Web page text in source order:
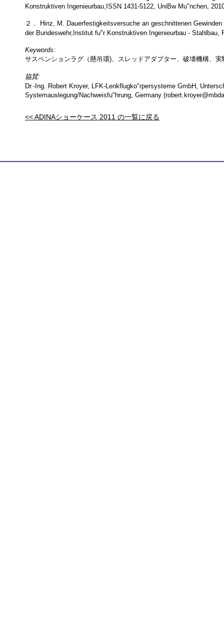
Konstruktiven Ingenieurbau,ISSN 1431-5122, UniBw Mu"nchen,
２． Hinz, M. Dauerfestigkeitsversuche an geschnittenen
der Bundeswehr,Institut fu"r Konstruktiven Ingenieurbau - Stahlbau,
Keywords:
サスペンションラグ（懸吊環)、スレッドアダプター、破壊機構、
協賛:
Dr.-Ing. Robert Kroyer, LFK-Lenkflugko"rpersysteme GmbH,
Systemauslegung/Nachweisfu"hrung, Germany
<< ADINAショーケース 2011 の一覧に戻る